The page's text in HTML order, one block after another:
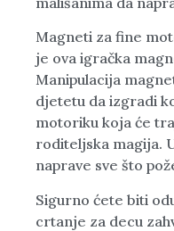
Magneti za fine
je ova igračka
Manipulacija
djetetu da izgradi
motoriku koja će
roditeljska magija.
naprave sve što
Sigurno ćete biti
crtanje za decu